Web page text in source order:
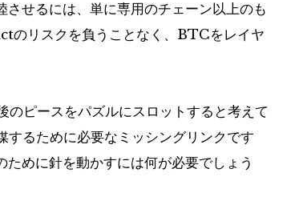
せるには、単に専用のチェーン以上のも
リスクを負うことなく、BTCをレイヤ
ピースをパズルにスロットすると考えて
るために必要なミッシングリンクです
めに針を動かすには何が必要でしょう